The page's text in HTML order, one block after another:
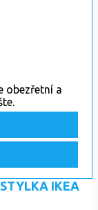
obezřetní a
IKEA